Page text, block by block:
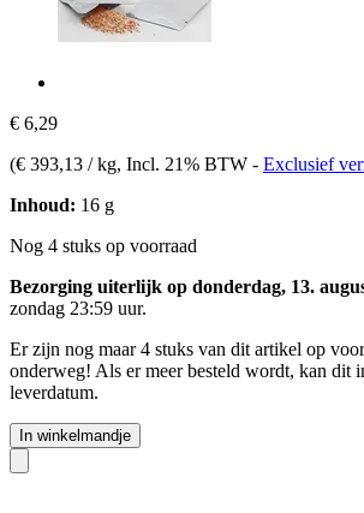
€ 6,29
(€ 393,13 / kg, Incl. 21% BTW - Exclusief
Inhoud: 16 g
Nog 4 stuks op voorraad
Bezorging uiterlijk op donderdag, 13.
zondag 23:59 uur.
Er zijn nog maar 4 stuks van dit artikel op
onderweg! Als er meer besteld wordt, kan dit
leverdatum.
In winkelmandje